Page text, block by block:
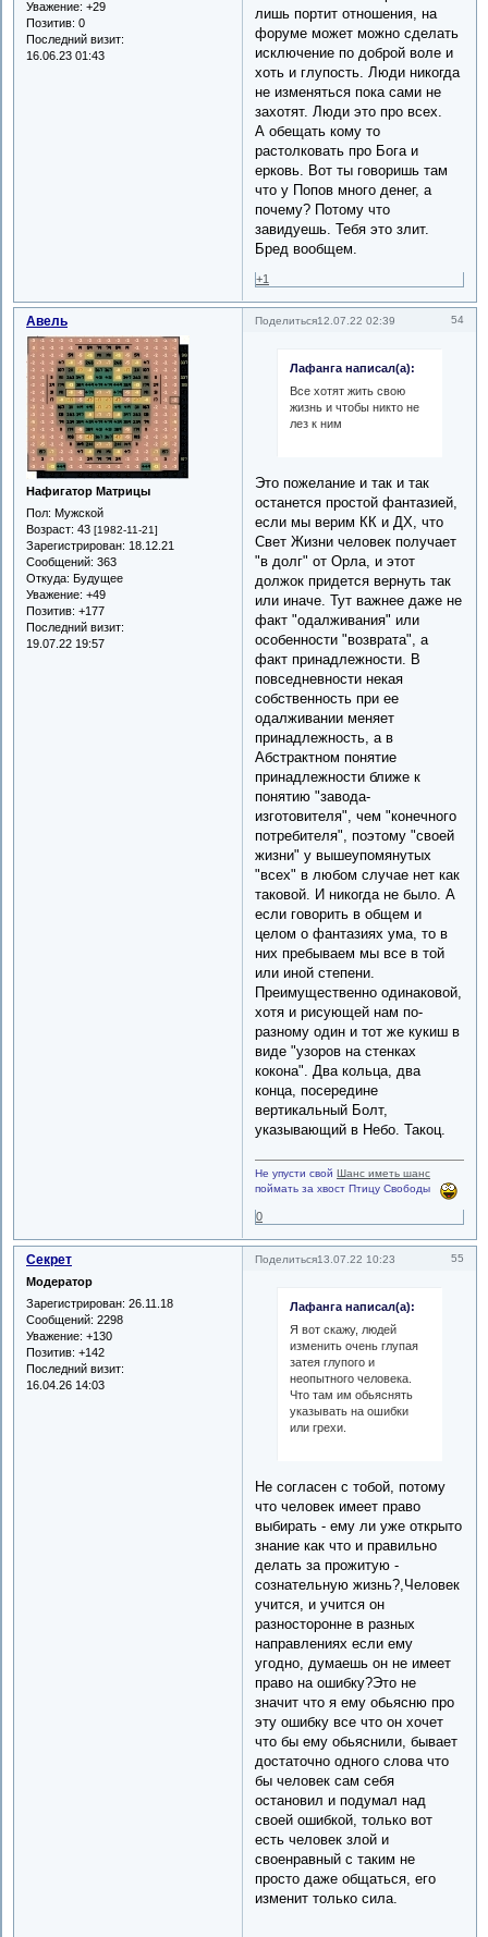
Уважение: +29
Позитив: 0
Последний визит:
16.06.23 01:43
лишь портит отношения, на
форуме может можно сделать
исключение по доброй воле и
хоть и глупость. Люди никогда
не изменяться пока сами не
захотят. Люди это про всех.
А обещать кому то
растолковать про Бога и
ерковь. Вот ты говоришь там
что у Попов много денег, а
почему? Потому что
завидуешь. Тебя это злит.
Бред вообщем.
+1
Поделиться 54
12.07.22 02:39
Авель
Нафигатор Матрицы
Пол: Мужской
Возраст: 43 [1982-11-21]
Зарегистрирован: 18.12.21
Сообщений: 363
Откуда: Будущее
Уважение: +49
Позитив: +177
Последний визит:
19.07.22 19:57
Лафанга написал(а):
Все хотят жить свою
жизнь и чтобы никто не
лез к ним
Это пожелание и так и так
останется простой фантазией,
если мы верим КК и ДХ, что
Свет Жизни человек получает
"в долг" от Орла, и этот
должок придется вернуть так
или иначе. Тут важнее даже не
факт "одалживания" или
особенности "возврата", а
факт принадлежности. В
повседневности некая
собственность при ее
одалживании меняет
принадлежность, а в
Абстрактном понятие
принадлежности ближе к
понятию "завода-
изготовителя", чем "конечного
потребителя", поэтому "своей
жизни" у вышеупомянутых
"всех" в любом случае нет как
таковой. И никогда не было. А
если говорить в общем и
целом о фантазиях ума, то в
них пребываем мы все в той
или иной степени.
Преимущественно одинаковой,
хотя и рисующей нам по-
разному один и тот же кукиш в
виде "узоров на стенках
кокона". Два кольца, два
конца, посередине
вертикальный Болт,
указывающий в Небо. Такоц.
Не упусти свой Шанс иметь шанс
поймать за хвост Птицу Свободы
0
Поделиться 55
13.07.22 10:23
Секрет
Модератор
Зарегистрирован: 26.11.18
Сообщений: 2298
Уважение: +130
Позитив: +142
Последний визит:
16.04.26 14:03
Лафанга написал(а):
Я вот скажу, людей
изменить очень глупая
затея глупого и
неопытного человека.
Что там им обьяснять
указывать на ошибки
или грехи.
Не согласен с тобой, потому
что человек имеет право
выбирать - ему ли уже открыто
знание как что и правильно
делать за прожитую -
сознательную жизнь?,Человек
учится, и учится он
разносторонне в разных
направлениях если ему
угодно, думаешь он не имеет
право на ошибку?Это не
значит что я ему обьясню про
эту ошибку все что он хочет
что бы ему обьяснили, бывает
достаточно одного слова что
бы человек сам себя
остановил и подумал над
своей ошибкой, только вот
есть человек злой и
своенравный с таким не
просто даже общаться, его
изменит только сила.